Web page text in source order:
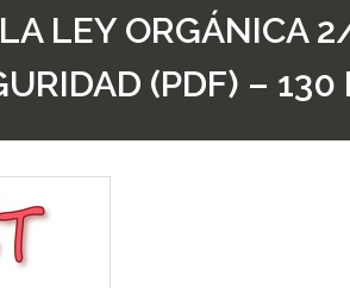
LEY ORGÁNICA
(PDF) –